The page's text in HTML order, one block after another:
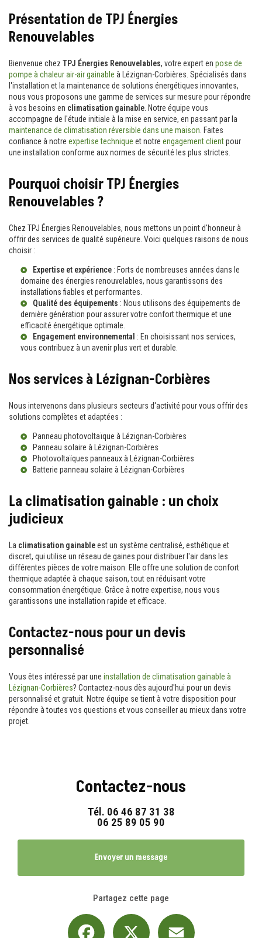
Présentation de TPJ Énergies
Renouvelables
Bienvenue chez TPJ Énergies Renouvelables, votre expert en pose de
pompe à chaleur air-air gainable à Lézignan-Corbières. Spécialisés dans
l'installation et la maintenance de solutions énergétiques innovantes,
nous vous proposons une gamme de services sur mesure pour répondre
à vos besoins en climatisation gainable . Notre équipe vous
accompagne de l'étude initiale à la mise en service, en passant par la
maintenance de climatisation réversible dans une maison . Faites
confiance à notre expertise technique et notre engagement clientpour
une installation conforme aux normes de sécurité les plus strictes.
Pourquoi choisir TPJ Énergies
Renouvelables ?
Chez TPJ Énergies Renouvelables, nous mettons un point d'honneur à
offrir des services de qualité supérieure. Voici quelques raisons de nous
choisir :
Expertise et expérience : Forts de nombreuses années dans le
domaine des énergies renouvelables, nous garantissons des
installations fiables et performantes.
Qualité des équipements : Nous utilisons des équipements de
dernière génération pour assurer votre confort thermique et une
efficacité énergétique optimale.
Engagement environnemental : En choisissant nos services,
vous contribuez à un avenir plus vert et durable.
Nos services à Lézignan-Corbières
Nous intervenons dans plusieurs secteurs d'activité pour vous offrir des
solutions complètes et adaptées :
Panneau photovoltaïque à Lézignan-Corbières
Panneau solaire à Lézignan-Corbières
Photovoltaïques panneaux à Lézignan-Corbières
Batterie panneau solaire à Lézignan-Corbières
La climatisation gainable : un choix
judicieux
La climatisation gainableest un système centralisé, esthétique et
discret, qui utilise un réseau de gaines pour distribuer l'air dans les
différentes pièces de votre maison. Elle offre une solution de confort
thermique adaptée à chaque saison, tout en réduisant votre
consommation énergétique. Grâce à notre expertise, nous vous
garantissons une installation rapide et efficace.
Contactez-nous pour un devis
personnalisé
Vous êtes intéressé par une installation de climatisation gainable à
Lézignan-Corbières? Contactez-nous dès aujourd'hui pour un devis
personnalisé et gratuit. Notre équipe se tient à votre disposition pour
répondre à toutes vos questions et vous conseiller au mieux dans votre
projet.
Contactez-nous
Tél. 06 46 87 31 38
06 25 89 05 90
Envoyer un message
Partagez cette page
Facebook